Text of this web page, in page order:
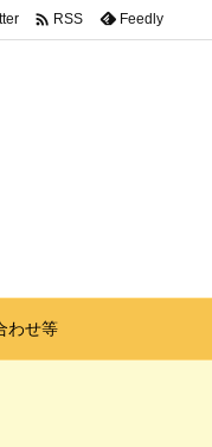
わせ等
 RSS Feedly